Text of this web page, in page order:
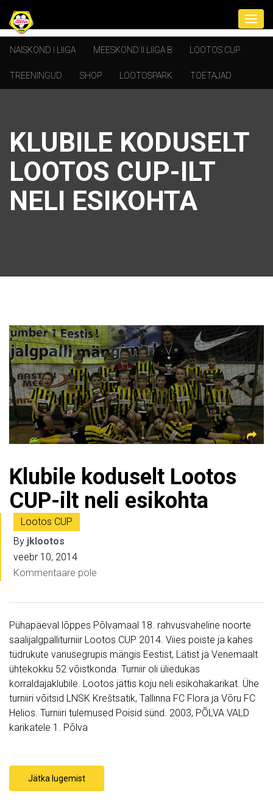
NAISKOND I LIIGA MEESKOND II LIIGA B LOOTOS CUP
TREENINGUD SHOP LOOTOSPARK TOETAJAD
KLUBILE KODUSELT
LOOTOS CUP-ILT
NELI ESIKOHTA
Klubile koduselt Lootos
CUP-ilt neli esikohta
Lootos CUP
By jklootos
veebr 10, 2014
Kommentaare pole
Pühapäeval lõppes Põlvamaal 18. rahvusvaheline noorte
saalijalgpalliturniir Lootos CUP 2014. Viies poiste ja kahes
tüdrukute vanusegrupis mängis Eestist, Lätist ja Venemaalt
ühtekokku 52 võistkonda. Turniir oli üliedukas
korraldajaklubile. Lootos jättis koju neli esikohakarikat. Ühe
turniiri võitsid LNSK Kreštsatik, Tallinna FC Flora ja Võru FC
Helios. Turniiri tulemused Poisid sünd. 2003, PÕLVA VALD
karikatele 1. Põlva
Jätka lugemist